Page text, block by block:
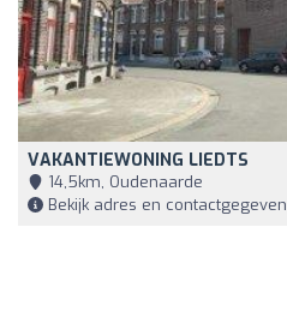
VAKANTIEWONING LIEDTS
14,5km, Oudenaarde
Bekijk adres en